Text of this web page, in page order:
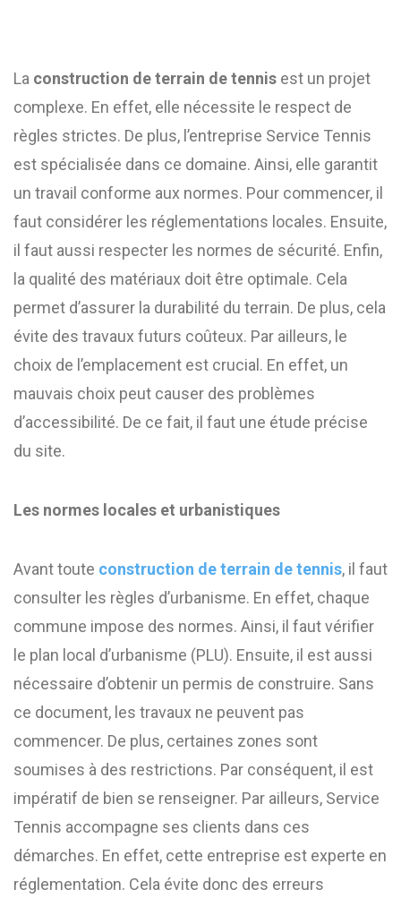
La construction de terrain de tennis est un projet
complexe. En effet, elle nécessite le respect de
règles strictes. De plus, l’entreprise Service Tennis
est spécialisée dans ce domaine. Ainsi, elle garantit
un travail conforme aux normes. Pour commencer, il
faut considérer les réglementations locales. Ensuite,
il faut aussi respecter les normes de sécurité. Enfin,
la qualité des matériaux doit être optimale. Cela
permet d’assurer la durabilité du terrain. De plus, cela
évite des travaux futurs coûteux. Par ailleurs, le
choix de l’emplacement est crucial. En effet, un
mauvais choix peut causer des problèmes
d’accessibilité. De ce fait, il faut une étude précise
du site.
Les normes locales et urbanistiques
Avant toute construction de terrain de tennis, il faut
consulter les règles d’urbanisme. En effet, chaque
commune impose des normes. Ainsi, il faut vérifier
le plan local d’urbanisme (PLU). Ensuite, il est aussi
nécessaire d’obtenir un permis de construire. Sans
ce document, les travaux ne peuvent pas
commencer. De plus, certaines zones sont
soumises à des restrictions. Par conséquent, il est
impératif de bien se renseigner. Par ailleurs, Service
Tennis accompagne ses clients dans ces
démarches. En effet, cette entreprise est experte en
réglementation. Cela évite donc des erreurs